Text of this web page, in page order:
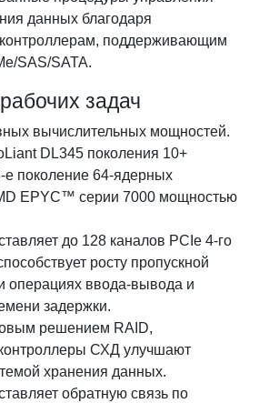
данных благодаря
поддерживающим
SAS/SATA.
задач
вычислительных мощностей.
DL345 поколения 10+
е поколение 64-ядерных
EPYC™ серии 7000 мощностью
до 128 каналов PCIe 4-го
росту пропускной
операциях ввода-вывода и
задержки.
решением RAID,
СХД улучшают
хранения данных.
обратную связь по